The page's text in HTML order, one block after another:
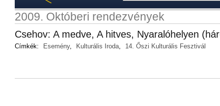
2009. Októberi rendezvények
Csehov: A medve, A hitves, Nyaralóhelyen
Címkék: Esemény, Kulturális Iroda, 14. Őszi Kulturális Fesztivál